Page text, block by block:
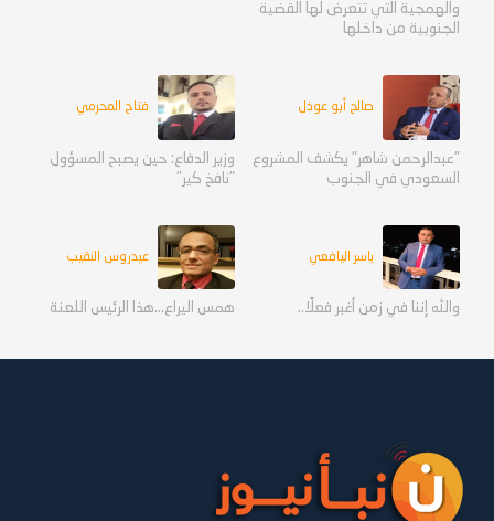
والهمجية التي تتعرض لها القضية
الجنوبية من داخلها
صالح أبو عوذل
"عبدالرحمن شاهر" يكشف المشروع
السعودي في الجنوب
فتاح المحرمي
وزير الدفاع: حين يصبح المسؤول
"نافخ كير"
ياسر اليافعي
والله إننا في زمن أغبر فعلًا..
عيدروس النقيب
همس اليراع...هذا الرئيس اللعنة